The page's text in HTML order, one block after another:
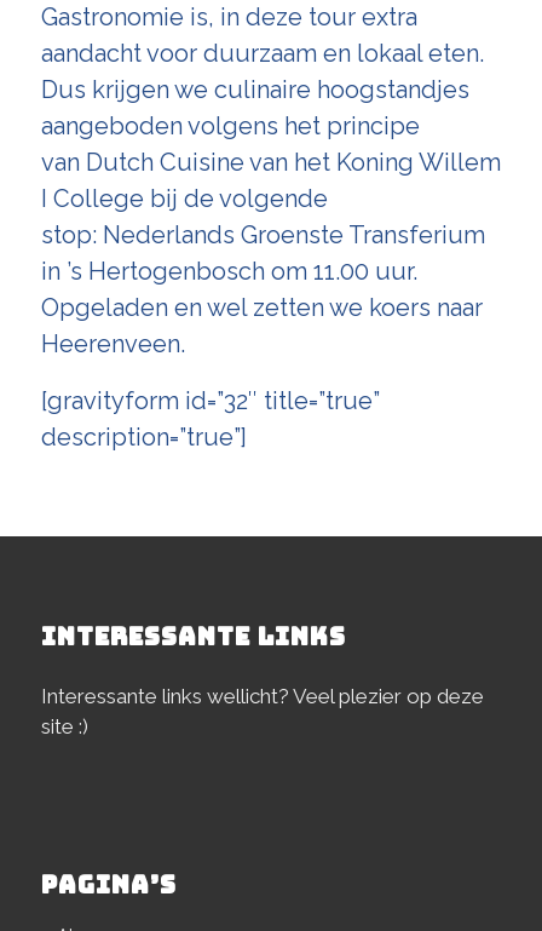
Gastronomie is, in deze tour extra
aandacht voor duurzaam en lokaal eten.
Dus krijgen we culinaire hoogstandjes
aangeboden volgens het principe
van Dutch Cuisine van het Koning Willem
I College bij de volgende
stop: Nederlands Groenste Transferium
in ’s Hertogenbosch om 11.00 uur.
Opgeladen en wel zetten we koers naar
Heerenveen.
[gravityform id=”32″ title=”true”
description=”true”]
INTERESSANTE LINKS
Interessante links wellicht? Veel plezier op deze
site :)
PAGINA’S